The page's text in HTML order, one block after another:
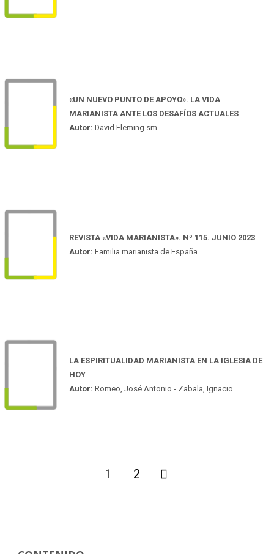
«UN NUEVO PUNTO DE APOYO». LA VIDA
MARIANISTA ANTE LOS DESAFÍOS ACTUALES
Autor: David Fleming sm
REVISTA «VIDA MARIANISTA». Nº 115. JUNIO 2023
Autor: Familia marianista de España
LA ESPIRITUALIDAD MARIANISTA EN LA IGLESIA DE
HOY
Autor: Romeo, José Antonio - Zabala, Ignacio
1 2